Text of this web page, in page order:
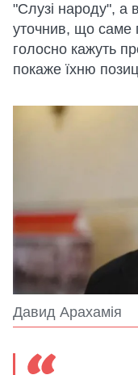
"Слузі народу", а
уточнив, що саме
голосно кажуть
покаже їхню
Давид Арахамія